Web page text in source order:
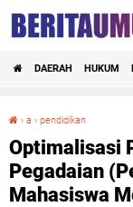
DAERAH HUKUM
› a › pendidikan
Optimalisasi
Pegadaian
Mahasiswa